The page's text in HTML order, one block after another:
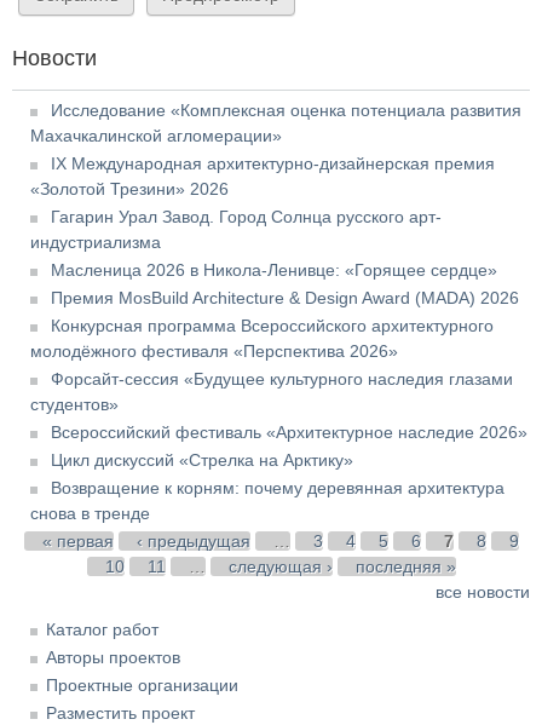
Новости
Исследование «Комплексная оценка потенциала развития
Махачкалинской агломерации»
IX Международная архитектурно-дизайнерская премия
«Золотой Трезини» 2026
Гагарин Урал Завод. Город Солнца русского арт-
индустриализма
Масленица 2026 в Никола-Ленивце: «Горящее сердце»
Премия MosBuild Architecture & Design Award (MADA) 2026
Конкурсная программа Всероссийского архитектурного
молодёжного фестиваля «Перспектива 2026»
Форсайт-сессия «Будущее культурного наследия глазами
студентов»
Всероссийский фестиваль «Архитектурное наследие 2026»
Цикл дискуссий «Стрелка на Арктику»
Возвращение к корням: почему деревянная архитектура
снова в тренде
Страницы
« первая ‹ предыдущая … 3 4 5 6 7 8
9
10
11 … следующая ›
последняя »
все новости
Каталог работ
Авторы проектов
Проектные организации
Разместить проект